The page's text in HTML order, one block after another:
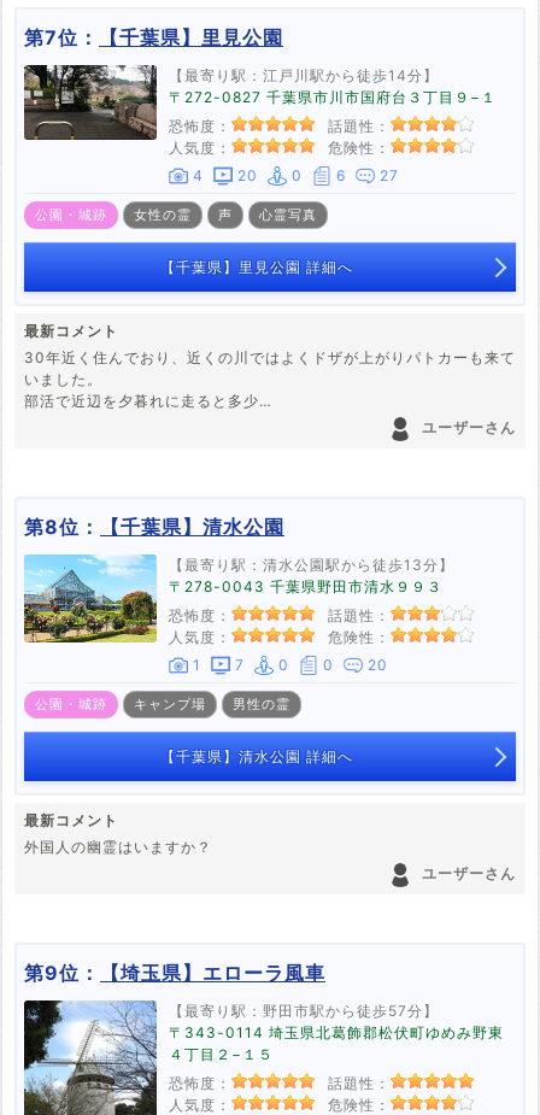
第7位： 【千葉県】里見公園
【最寄り駅：江戸川駅から徒歩14分】
〒272-0827 千葉県市川市国府台３丁目９−１
恐怖度：
話題性：
人気度：
危険性：
4
20 0 6 27
公園・城跡 女性の霊 声 心霊写真
【千葉県】里見公園 詳細へ
最新コメント
30年近く住んでおり、近くの川ではよくドザが上がりパトカーも来て
いました。
部活で近辺を夕暮れに走ると多少
不気味には感じていましたが特にこれといった怖い体験はしていませ
ユーザーさん
第8位： 【千葉県】清水公園
【最寄り駅：清水公園駅から徒歩13分】
〒278-0043 千葉県野田市清水９９３
恐怖度：
話題性：
人気度：
危険性：
1
7 0 0 20
公園・城跡 キャンプ場 男性の霊
【千葉県】清水公園 詳細へ
最新コメント
外国人の幽霊はいますか？
ユーザーさん
第9位： 【埼玉県】エローラ風車
【最寄り駅：野田市駅から徒歩57分】
〒343-0114 埼玉県北葛飾郡松伏町ゆめみ野東
４丁目２−１５
恐怖度：
話題性：
人気度：
危険性：